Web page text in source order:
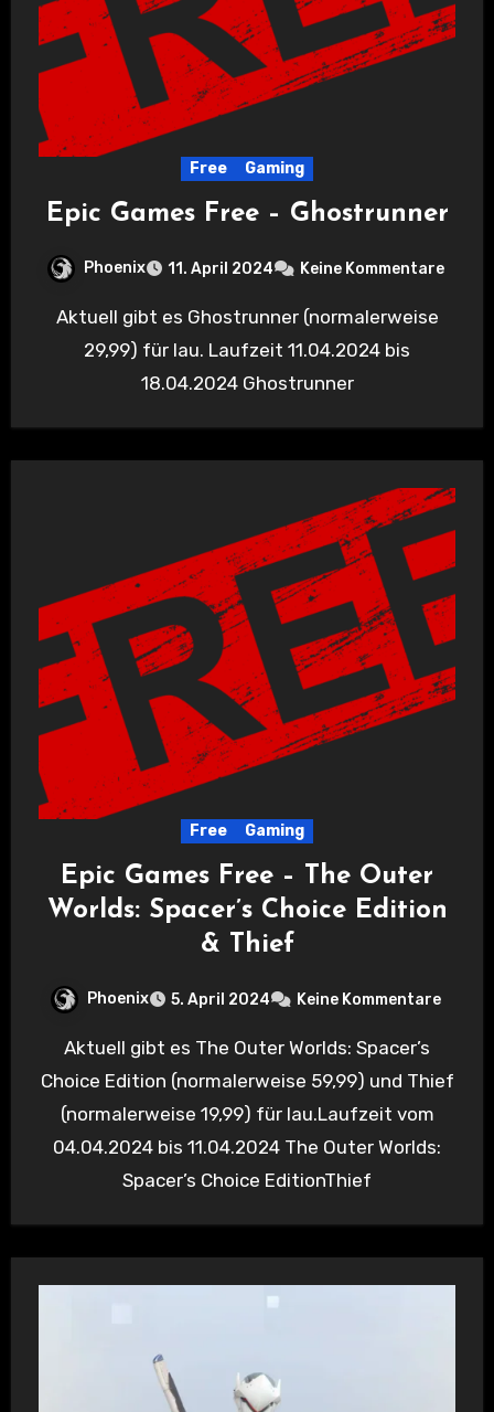
Free Gaming
Epic Games Free – Ghostrunner
Phoenix 11. April 2024 Keine Kommentare
Aktuell gibt es Ghostrunner (normalerweise
29,99) für lau. Laufzeit 11.04.2024 bis
18.04.2024 Ghostrunner
Free Gaming
Epic Games Free – The Outer
Worlds: Spacer’s Choice Edition
& Thief
Phoenix 5. April 2024 Keine Kommentare
Aktuell gibt es The Outer Worlds: Spacer’s
Choice Edition (normalerweise 59,99) und Thief
(normalerweise 19,99) für lau.Laufzeit vom
04.04.2024 bis 11.04.2024 The Outer Worlds:
Spacer’s Choice EditionThief